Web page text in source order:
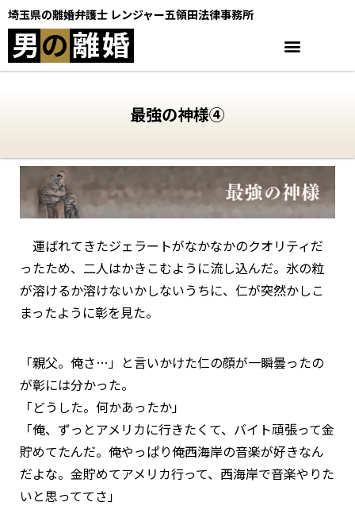
埼玉県の離婚弁護士 レンジャー五領田法律事務所
男の離婚
最強の神様④
運ばれてきたジェラートがなかなかのクオリティだ
ったため、二人はかきこむように流し込んだ。氷の粒
が溶けるか溶けないかしないうちに、仁が突然かしこ
まったように彰を見た。
「親父。俺さ…」と言いかけた仁の顔が一瞬曇ったの
が彰には分かった。
「どうした。何かあったか」
「俺、ずっとアメリカに行きたくて、バイト頑張って金
貯めてたんだ。俺やっぱり俺西海岸の音楽が好きなん
だよな。金貯めてアメリカ行って、西海岸で音楽やりた
いと思っててさ」